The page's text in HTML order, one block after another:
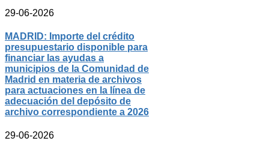
29-06-2026
MADRID: Importe del crédito
presupuestario disponible para
financiar las ayudas a
municipios de la Comunidad de
Madrid en materia de archivos
para actuaciones en la línea de
adecuación del depósito de
archivo correspondiente a 2026
29-06-2026